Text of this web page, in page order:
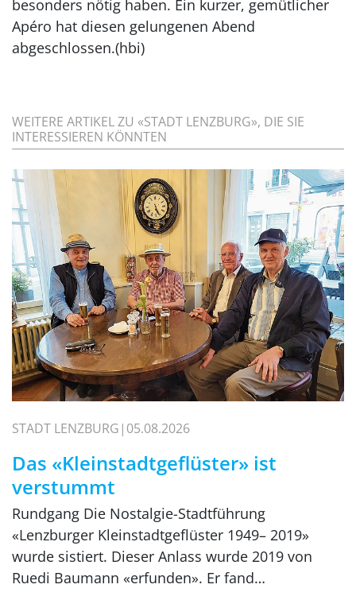
besonders nötig haben. Ein kurzer, gemütlicher
Apéro hat diesen gelungenen Abend
abgeschlossen.(hbi)
WEITERE ARTIKEL ZU «STADT LENZBURG», DIE SIE
INTERESSIEREN KÖNNTEN
STADT LENZBURG 05.08.2026
Das «Kleinstadtgeflüster» ist
verstummt
Rundgang Die Nostalgie-Stadtführung
«Lenzburger Kleinstadtgeflüster 1949– 2019»
wurde sistiert. Dieser Anlass wurde 2019 von
Ruedi Baumann «erfunden». Er fand…